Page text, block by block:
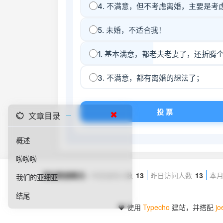
✖
文章目录
概述
啦啦啦
我们的亚细亚
结尾
网站数据概况 - 今日访问人数 13 昨日访问人数 13 本
使用 Typecho 建站，并搭配